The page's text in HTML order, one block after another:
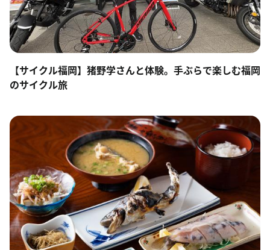
【サイクル福岡】猪野学さんと体験。手ぶらで楽しむ福岡
のサイクル旅